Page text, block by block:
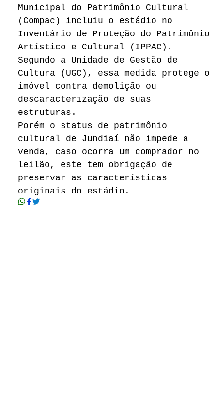
Municipal do Patrimônio Cultural
(Compac) incluiu o estádio no
Inventário de Proteção do Patrimônio
Artístico e Cultural (IPPAC).
Segundo a Unidade de Gestão de
Cultura (UGC), essa medida protege o
imóvel contra demolição ou
descaracterização de suas
estruturas.
Porém o status de patrimônio
cultural de Jundiaí não impede a
venda, caso ocorra um comprador no
leilão, este tem obrigação de
preservar as características
originais do estádio.